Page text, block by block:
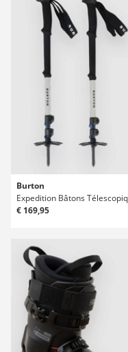
Burton
Expedition Bâtons
€ 169,95